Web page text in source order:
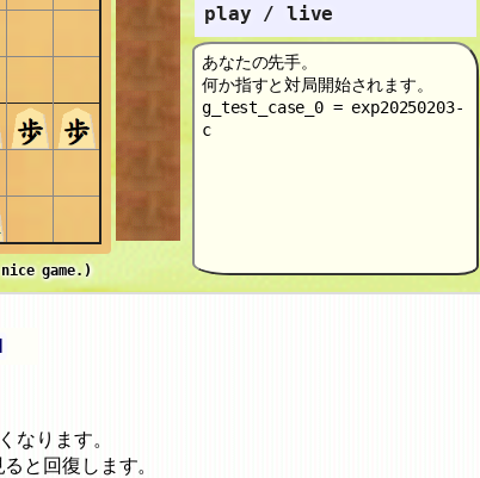
game.)
play / live
あなたの先手。
何か指すと対局開始されます。
g_test_case_0 = exp20250203-
c
なります。
と回復します。